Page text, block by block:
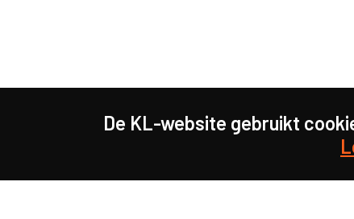
De KL-website gebruikt